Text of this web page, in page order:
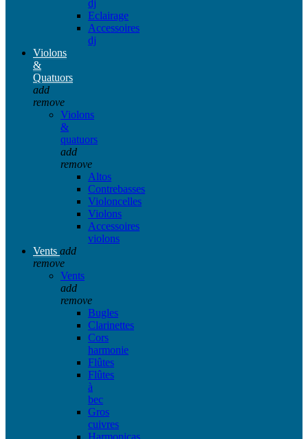
dj
Eclairage
Accessoires
dj
Violons
&
Quatuors
add
remove
Violons
&
quatuors
add
remove
Altos
Contrebasses
Violoncelles
Violons
Accessoires
violons
Vents add
remove
Vents
add
remove
Bugles
Clarinettes
Cors
harmonie
Flûtes
Flûtes
à
bec
Gros
cuivres
Harmonicas